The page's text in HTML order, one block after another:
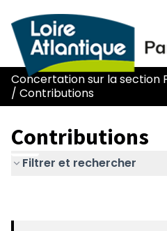
/ Contributions
Contributions
Filtrer et rechercher